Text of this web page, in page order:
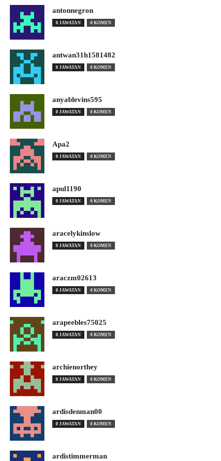
antonnegron
0 JAWATAN 0 KOMEN
antwan31h1581482
0 JAWATAN 0 KOMEN
anyablevins595
0 JAWATAN 0 KOMEN
Apa2
0 JAWATAN 0 KOMEN
apul1190
0 JAWATAN 0 KOMEN
aracelykinslow
0 JAWATAN 0 KOMEN
araczm02613
0 JAWATAN 0 KOMEN
arapeebles75025
0 JAWATAN 0 KOMEN
archienorthey
0 JAWATAN 0 KOMEN
ardisdenman00
0 JAWATAN 0 KOMEN
ardistimmerman